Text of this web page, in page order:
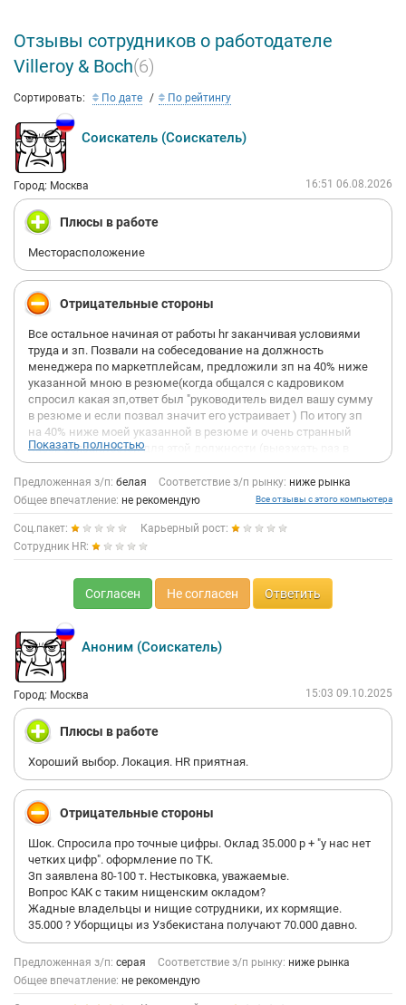
Отзывы сотрудников о работодателе
Villeroy & Boch(6)
Сортировать: По дате По рейтингу
Соискатель (Соискатель)
Город: Москва 16:51 06.08.2026
Плюсы в работе
Месторасположение
Отрицательные стороны
Все остальное начиная от работы hr заканчивая условиями
труда и зп. Позвали на собеседование на должность
менеджера по маркетплейсам, предложили зп на 40% ниже
указанной мною в резюме(когда общался с кадровиком
спросил какая зп,ответ был "руководитель видел вашу сумму
в резюме и если позвал значит его устраивает ) По итогу зп
на 40% ниже моей указанной в резюме и очень странный
набор обязанностей для этой должности (выезжать раз в
неделю на склад и вручную разбирать палеты с
возвратами,отсортировывая разбитую посуду) Впервые такое
встречаю что бы менеджер совмещал ещё и кладовщика... по
итогу естественно обещали связаться и пропали (я не хотел
туда идти,просто было интересно, т.к позиционируют себя
европейской конторой с люкс продуктом ) Вывод:не идите. У
кого есть опыт вы там будете только деградировать т.к даже
работать с рекламой и бюджетом вам не позволят,будете
отвечать на отзывы и отправлять fbs. У кого опыта нет тоже
не идите,вы не научитесь ничему что было бы полезно в этой
профессии (только если вы после этого не хотите начать
карьеру кладовщика )
Показать полностью
Предложенная з/п: белая Соответствие з/п рынку: ниже рынка
Общее впечатление: не рекомендую Все отзывы с этого компьютера
Соц.пакет:
Карьерный рост:
Сотрудник HR:
Согласен Не согласен Ответить
Аноним (Соискатель)
Город: Москва 15:03 09.10.2025
Плюсы в работе
Хороший выбор. Локация. HR приятная.
Отрицательные стороны
Шок. Спросила про точные цифры. Оклад 35.000 р + "у нас нет
четких цифр". оформление по ТК.
Зп заявлена 80-100 т. Нестыковка, уважаемые.
Вопрос КАК с таким нищенским окладом?
Жадные владельцы и нищие сотрудники, их кормящие.
35.000 ? Уборщицы из Узбекистана получают 70.000 давно.
Предложенная з/п: серая Соответствие з/п рынку: ниже рынка
Общее впечатление: не рекомендую